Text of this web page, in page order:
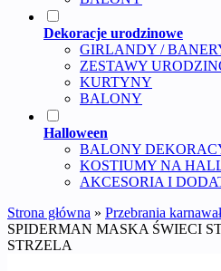
Dekoracje urodzinowe
GIRLANDY /
ZESTAWY
KURTYNY
BALONY
Halloween
BALONY
KOSTIUMY NA
AKCESORIA I
Strona główna » Przebrania
SPIDERMAN MASKA ŚWIECI
STRZELA